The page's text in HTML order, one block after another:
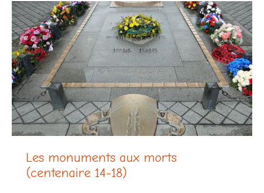
Les monuments aux morts
(centenaire 14-18)